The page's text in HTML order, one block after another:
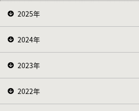
2025年
2024年
2023年
2022年